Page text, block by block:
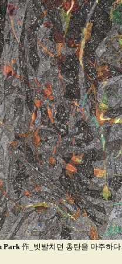
Park作_빗발치던 총탄을 마주하